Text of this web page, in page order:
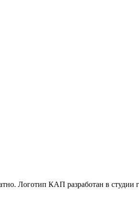
Логотип КАП разработан в студии